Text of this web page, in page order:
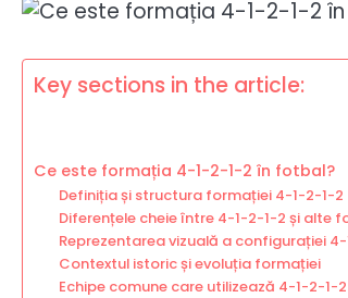
Key sections in the article:
Ce este formația 4-1-2-1-2 în fotbal?
Definiția și structura formației 4-1-2-1-2
Diferențele cheie între 4-1-2-1-2 și alte
Reprezentarea vizuală a configurației
Contextul istoric și evoluția formației
Echipe comune care utilizează 4-1-2-1-2